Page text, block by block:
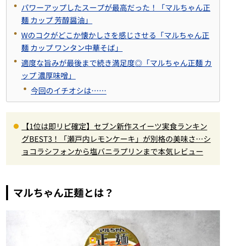
パワーアップしたスープが最高だった！「マルちゃん正
麺 カップ 芳醇醤油」
Wのコクがどこか懐かしさを感じさせる「マルちゃん正
麺 カップ ワンタン中華そば」
適度な旨みが最後まで続き満足度◎「マルちゃん正麺 カ
ップ 濃厚味噌」
今回のイチオシは……
【1位は即リピ確定】セブン新作スイーツ実食ランキン
グBEST3！「瀬戸内レモンケーキ」が別格の美味さ…シ
ョコラシフォンから塩バニラプリンまで本気レビュー
マルちゃん正麺とは？